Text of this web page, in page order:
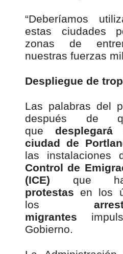
“Deberíamos
estas ciudades
zonas de
nuestras fuerzas
Despliegue de
Las palabras del
después de
que
ciudad de
las instalaciones
Control de
(ICE) que
protestas en los
los
migrantes
Gobierno.